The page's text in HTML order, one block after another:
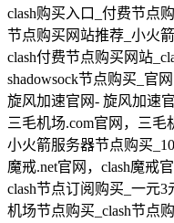
clash购买入口_付费节点
节点购买网站推荐_小火
clash付费节点购买网站
shadowsock节点购买_官
旋风加速官网- 旋风加速
三毛机场.com官网，三毛
小火箭服务器节点购买
魔戒.net官网，clash魔戒
clash节点订阅购买_一元
机场节点购买_clash节点